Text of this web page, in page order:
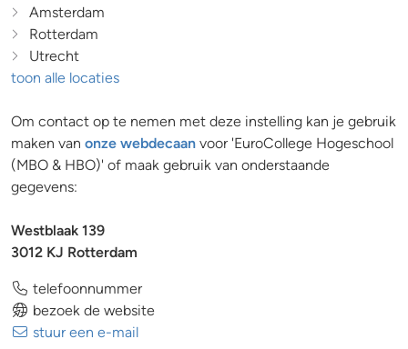
Amsterdam
Rotterdam
Utrecht
toon alle locaties
Om contact op te nemen met deze instelling kan je gebruik
maken van onze webdecaan voor 'EuroCollege Hogeschool
(MBO & HBO)' of maak gebruik van onderstaande
gegevens:
Westblaak 139
3012 KJ Rotterdam
telefoonnummer
bezoek de website
stuur een e-mail